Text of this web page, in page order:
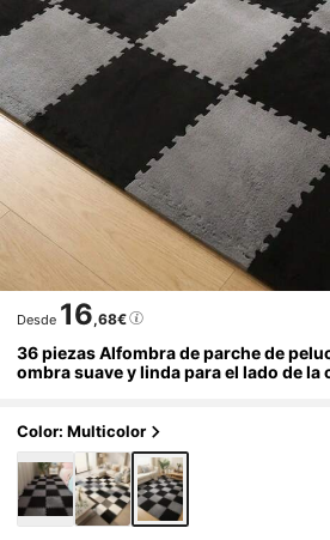
Desde 16,68€
36 piezas Alfombra de parche de
ombra suave y linda para el lado de la
a de estar, dormitorio, tatami, sala de
30 x 30 cm, Alfombra lavable y
a todas las estaciones
Color: Multicolor